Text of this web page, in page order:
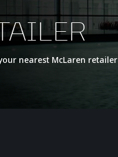
nearest McLaren retailer